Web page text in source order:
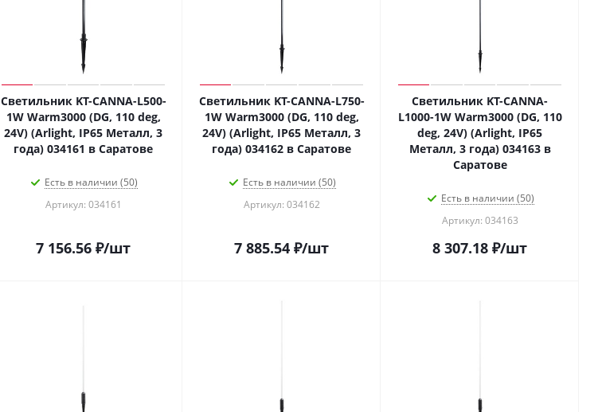
Светильник KT-CANNA-L500-
1W Warm3000 (DG, 110 deg,
24V) (Arlight, IP65 Металл, 3
года) 034161 в Саратове
Есть в наличии (50)
Артикул: 034161
7 156.56 ₽/шт
Светильник KT-CANNA-L750-
1W Warm3000 (DG, 110 deg,
24V) (Arlight, IP65 Металл, 3
года) 034162 в Саратове
Есть в наличии (50)
Артикул: 034162
7 885.54 ₽/шт
Светильник KT-CANNA-
L1000-1W Warm3000 (DG, 110
deg, 24V) (Arlight, IP65
Металл, 3 года) 034163 в
Саратове
Есть в наличии (50)
Артикул: 034163
8 307.18 ₽/шт